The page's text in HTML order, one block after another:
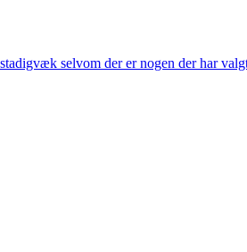
selvom der er nogen der har